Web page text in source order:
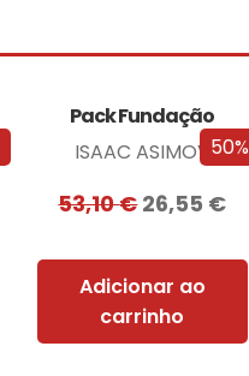
50%
Pack Fundação
ISAAC ASIMOV
53,10€26,55 €
Adicionar ao
carrinho